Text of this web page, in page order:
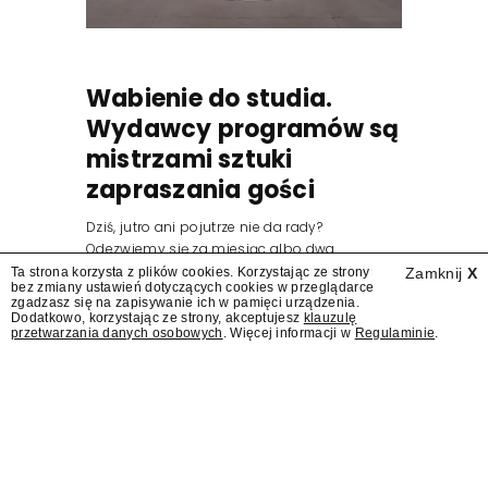
Wabienie do studia.
Wydawcy programów są
mistrzami sztuki
zapraszania gości
Dziś, jutro ani pojutrze nie da rady?
Odezwiemy się za miesiąc albo dwa.
Wydawcy programów są mistrzami sztuki
zapraszania gości.
Zamknij X
Ta strona korzysta z plików cookies. Korzystając ze strony
bez zmiany ustawień dotyczących cookies w przeglądarce
zgadzasz się na zapisywanie ich w pamięci urządzenia.
Dodatkowo, korzystając ze strony, akceptujesz klauzulę
przetwarzania danych osobowych . Więcej informacji w Regulaminie.